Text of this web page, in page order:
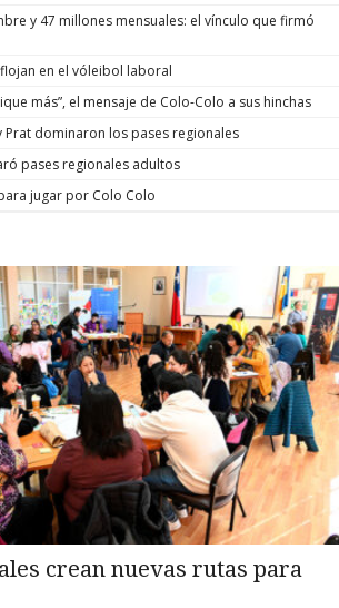
y 47 millones mensuales: el vínculo que firmó
en el vóleibol laboral
más”, el mensaje de Colo-Colo a sus hinchas
Prat dominaron los pases regionales
pases regionales adultos
jugar por Colo Colo
crean nuevas rutas para